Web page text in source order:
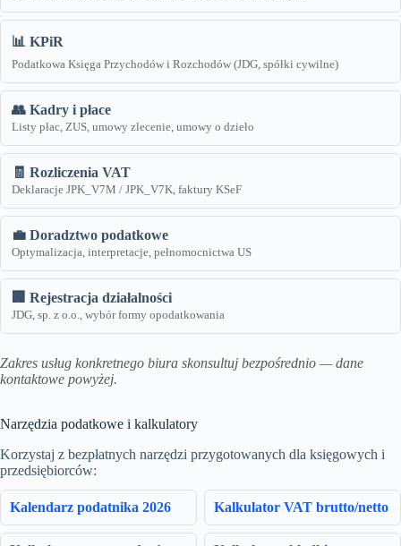
📊 KPiR
Podatkowa Księga Przychodów i Rozchodów (JDG, spółki cywilne)
👥 Kadry i płace
Listy płac, ZUS, umowy zlecenie, umowy o dzieło
🧾 Rozliczenia VAT
Deklaracje JPK_V7M / JPK_V7K, faktury KSeF
💼 Doradztwo podatkowe
Optymalizacja, interpretacje, pełnomocnictwa US
🏢 Rejestracja działalności
JDG, sp. z o.o., wybór formy opodatkowania
Zakres usług konkretnego biura skonsultuj bezpośrednio — dane
kontaktowe powyżej.
Narzędzia podatkowe i kalkulatory
Korzystaj z bezpłatnych narzędzi przygotowanych dla księgowych i
przedsiębiorców:
Kalendarz podatnika 2026 Kalkulator VAT brutto/netto